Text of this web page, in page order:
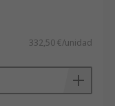
332,50 €/unidad